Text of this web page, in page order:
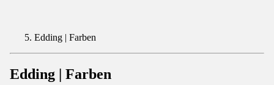
Edding | Farben
Edding | Farben